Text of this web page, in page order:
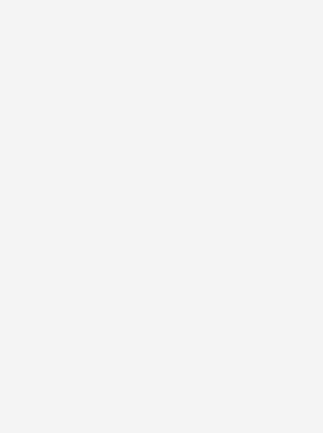
der Jahre 2014 bis 2018.
mit Stand 22. Mai 2019.
2015 in Kraft.